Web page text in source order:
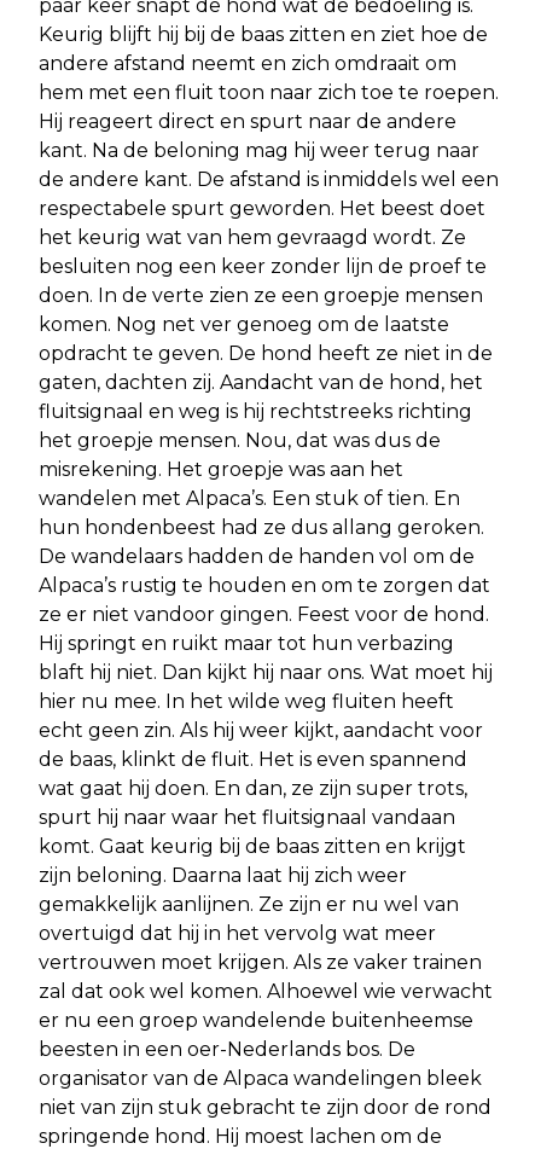
paar keer snapt de hond wat de bedoeling is.
Keurig blijft hij bij de baas zitten en ziet hoe de
andere afstand neemt en zich omdraait om
hem met een fluit toon naar zich toe te roepen.
Hij reageert direct en spurt naar de andere
kant. Na de beloning mag hij weer terug naar
de andere kant. De afstand is inmiddels wel een
respectabele spurt geworden. Het beest doet
het keurig wat van hem gevraagd wordt. Ze
besluiten nog een keer zonder lijn de proef te
doen. In de verte zien ze een groepje mensen
komen. Nog net ver genoeg om de laatste
opdracht te geven. De hond heeft ze niet in de
gaten, dachten zij. Aandacht van de hond, het
fluitsignaal en weg is hij rechtstreeks richting
het groepje mensen. Nou, dat was dus de
misrekening. Het groepje was aan het
wandelen met Alpaca’s. Een stuk of tien. En
hun hondenbeest had ze dus allang geroken.
De wandelaars hadden de handen vol om de
Alpaca’s rustig te houden en om te zorgen dat
ze er niet vandoor gingen. Feest voor de hond.
Hij springt en ruikt maar tot hun verbazing
blaft hij niet. Dan kijkt hij naar ons. Wat moet hij
hier nu mee. In het wilde weg fluiten heeft
echt geen zin. Als hij weer kijkt, aandacht voor
de baas, klinkt de fluit. Het is even spannend
wat gaat hij doen. En dan, ze zijn super trots,
spurt hij naar waar het fluitsignaal vandaan
komt. Gaat keurig bij de baas zitten en krijgt
zijn beloning. Daarna laat hij zich weer
gemakkelijk aanlijnen. Ze zijn er nu wel van
overtuigd dat hij in het vervolg wat meer
vertrouwen moet krijgen. Als ze vaker trainen
zal dat ook wel komen. Alhoewel wie verwacht
er nu een groep wandelende buitenheemse
beesten in een oer-Nederlands bos. De
organisator van de Alpaca wandelingen bleek
niet van zijn stuk gebracht te zijn door de rond
springende hond. Hij moest lachen om de